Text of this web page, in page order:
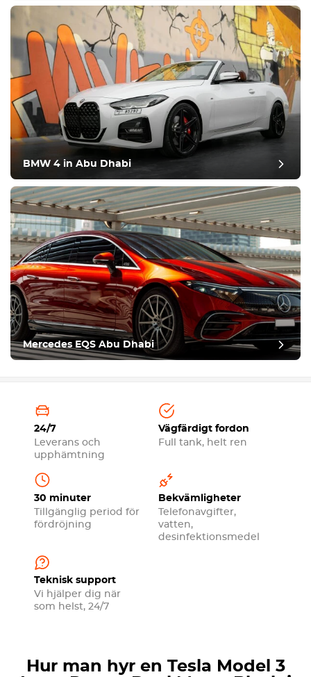
BMW 4 in Abu Dhabi
Mercedes EQS Abu Dhabi
24/7
Leverans och
upphämtning
Vägfärdigt fordon
Full tank, helt ren
30 minuter
Tillgänglig period för
fördröjning
Bekvämligheter
Telefonavgifter,
vatten,
desinfektionsmedel
Teknisk support
Vi hjälper dig när
som helst, 24/7
Hur man hyr en Tesla Model 3